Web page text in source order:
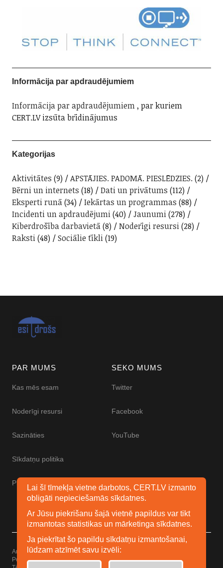
Informācija par apdraudējumiem
Informācija par apdraudējumiem, par kuriem
CERT.LV izsūta brīdinājumus
Kategorijas
Aktivitātes (9) APSTĀJIES. PADOMĀ. PIESLĒDZIES. (2)
Bērni un internets (18) Dati un privātums (112)
Eksperti runā(34) Iekārtas un programmas (88)
Incidenti un apdraudējumi(40) Jaunumi(278)
Kiberdrošība darbavietā(8) Noderīgi resursi(28)
Raksti(48) Sociālie tīkli(19)
PAR MUMS
Kas mēs esam
Noderīgi resursi
Sazināties
Sīkdatņu politika
Piekļūstamības paziņojums
SEKO MUMS
Twitter
Facebook
YouTube
Autortiesības © 2026 Esidrošs
Powered byWordPress
Lai šī tīmekļa vietne darbotos, CERT.LV izmanto
obligāti nepieciešamās sīkdatnes.
Ar Jūsu piekrišanu šajā vietnē papildus var tikt
izmantotas statistikas un mārketinga sīkdatnes.
Ja piekrītat šo papildu sīkdatņu izmantošanai,
lūdzam atzīmēt savu izvēli: